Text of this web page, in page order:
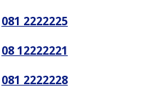
081 2222225
08 12222221
081 2222228